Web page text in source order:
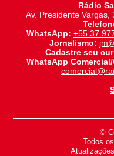
Rádio
Av. Presidente
WhatsApp: +55 37
Jornalismo:
Cadastre seu
WhatsApp
©
Todos